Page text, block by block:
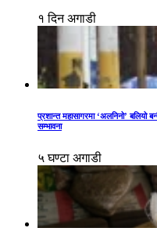
१ दिन अगाडी
प्रशान्त महासागरमा ‘अलनिनो’ बलियो
सम्भावना
५ घण्टा अगाडी